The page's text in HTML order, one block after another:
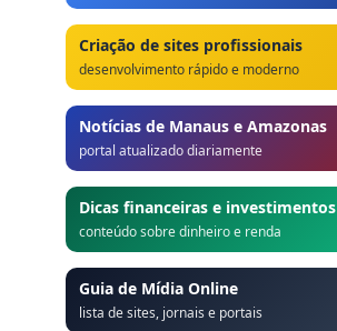
Criação de sites profissionais
desenvolvimento rápido e moderno
Notícias de Manaus e Amazonas
portal atualizado diariamente
Dicas financeiras e investimentos
conteúdo sobre dinheiro e renda
Guia de Mídia Online
lista de sites, jornais e portais